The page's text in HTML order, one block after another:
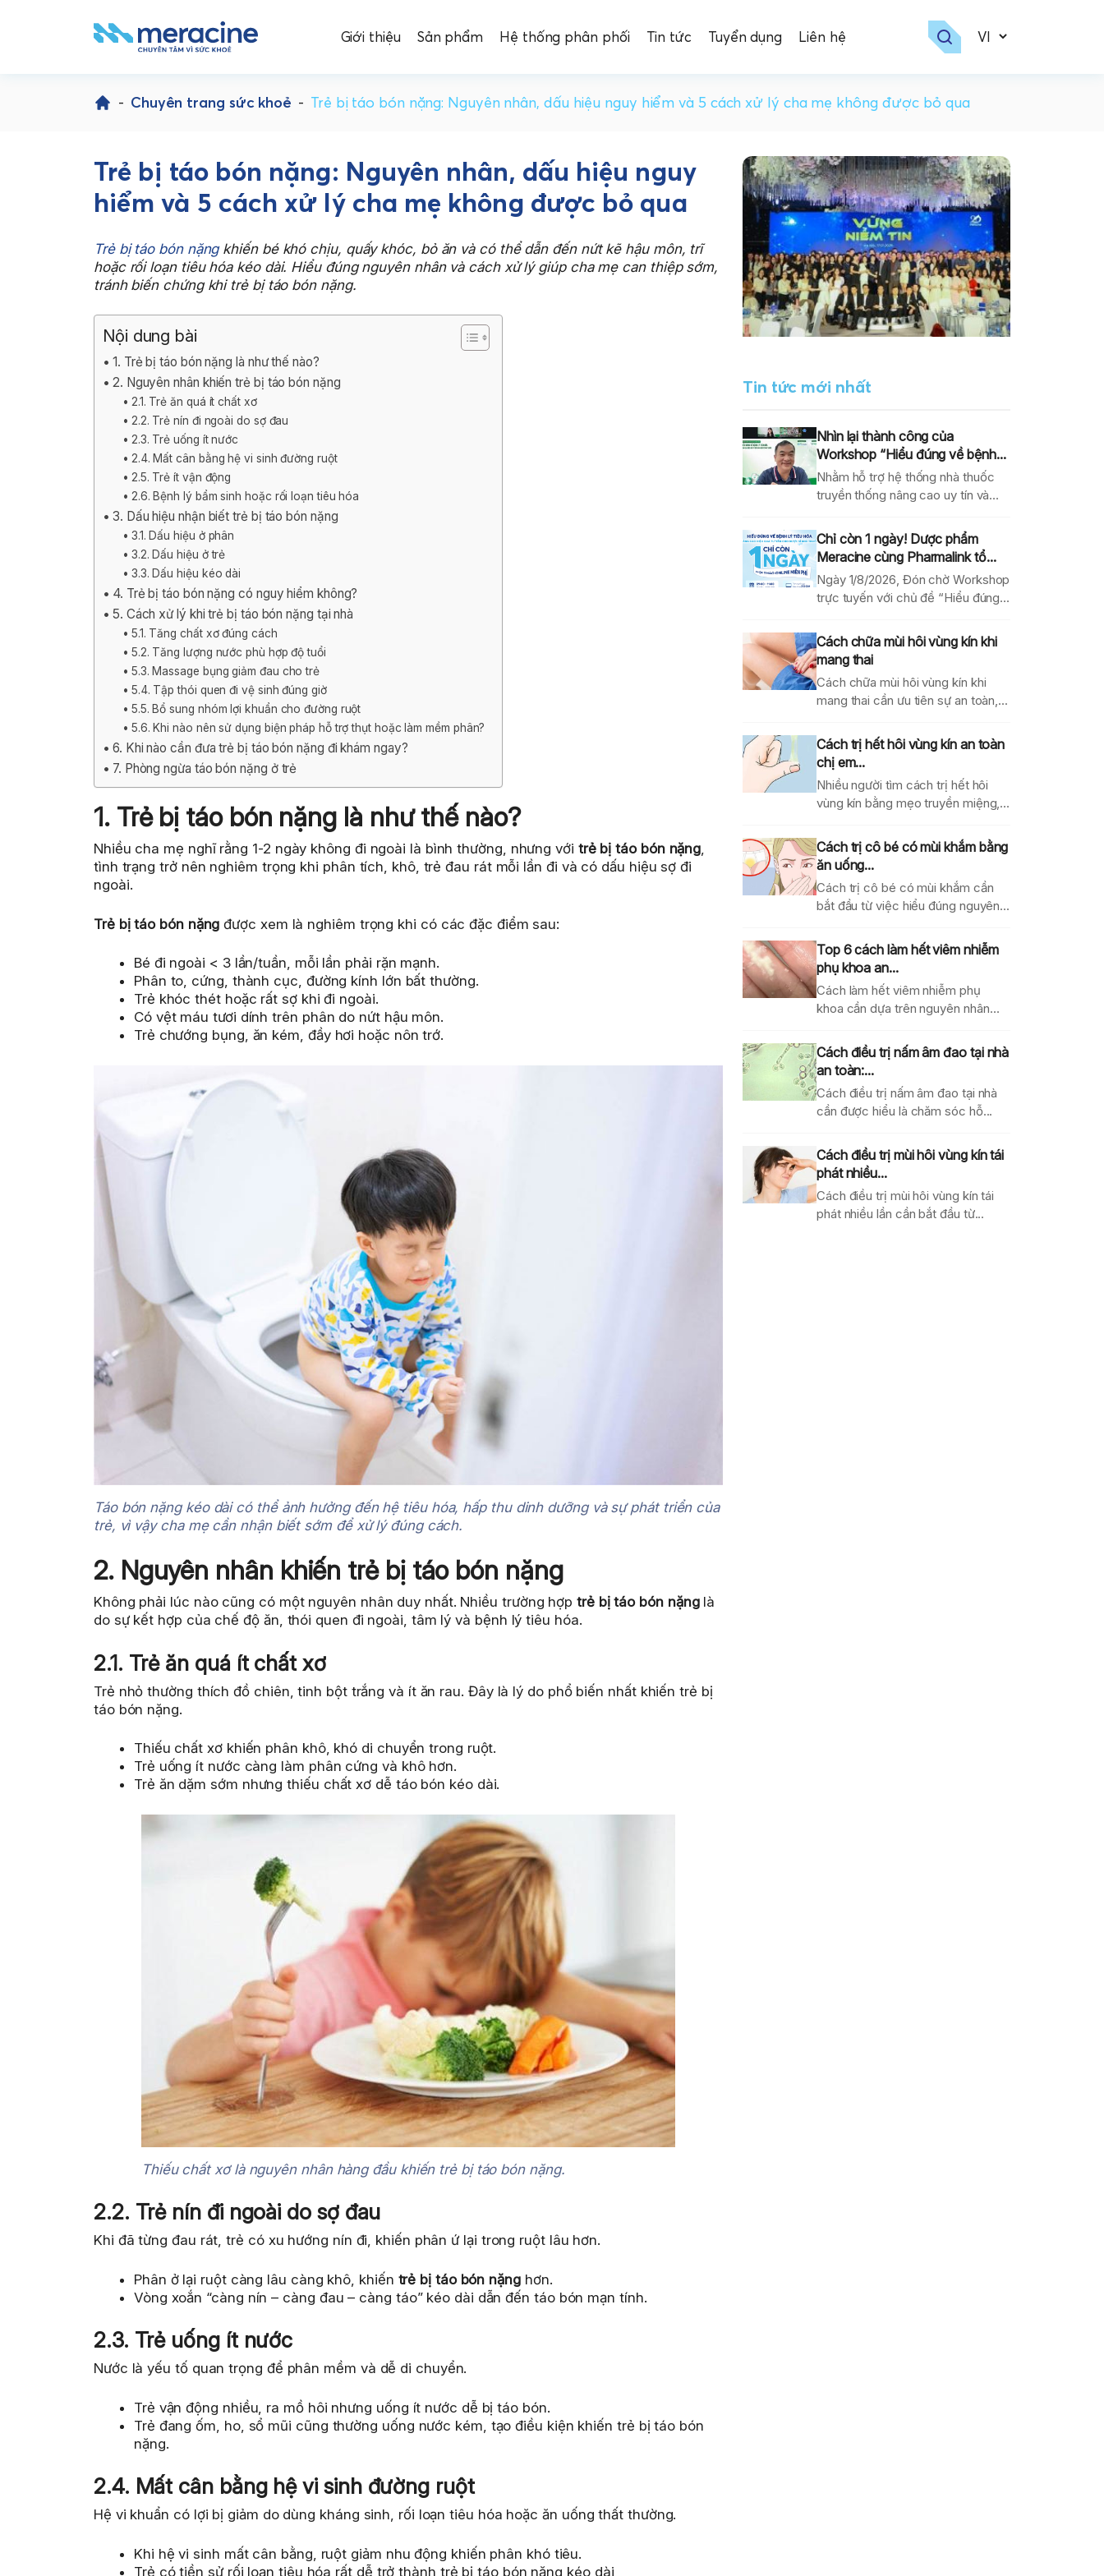
Giới thiệu Sản phẩm Hệ thống phân phối Tin tức Tuyển dụng Liên hệ
- Chuyên trang sức khoẻ - Trẻ bị táo bón nặng: Nguyên nhân, dấu hiệu nguy hiểm và 5 cách xử lý cha mẹ không được bỏ qua
Trẻ bị táo bón nặng: Nguyên nhân, dấu hiệu nguy
hiểm và 5 cách xử lý cha mẹ không được bỏ qua
Trẻ bị táo bón nặngkhiến bé khó chịu, quấy khóc, bỏ ăn và có thể dẫn đến nứt kẽ hậu môn, trĩ
hoặc rối loạn tiêu hóa kéo dài. Hiểu đúng nguyên nhân và cách xử lý giúp cha mẹ can thiệp sớm,
tránh biến chứng khi trẻ bị táo bón nặng.
Nội dung bài
1. Trẻ bị táo bón nặng là như thế nào?
2. Nguyên nhân khiến trẻ bị táo bón nặng
2.1. Trẻ ăn quá ít chất xơ
2.2. Trẻ nín đi ngoài do sợ đau
2.3. Trẻ uống ít nước
2.4. Mất cân bằng hệ vi sinh đường ruột
2.5. Trẻ ít vận động
2.6. Bệnh lý bẩm sinh hoặc rối loạn tiêu hóa
3. Dấu hiệu nhận biết trẻ bị táo bón nặng
3.1. Dấu hiệu ở phân
3.2. Dấu hiệu ở trẻ
3.3. Dấu hiệu kéo dài
4. Trẻ bị táo bón nặng có nguy hiểm không?
5. Cách xử lý khi trẻ bị táo bón nặng tại nhà
5.1. Tăng chất xơ đúng cách
5.2. Tăng lượng nước phù hợp độ tuổi
5.3. Massage bụng giảm đau cho trẻ
5.4. Tập thói quen đi vệ sinh đúng giờ
5.5. Bổ sung nhóm lợi khuẩn cho đường ruột
5.6. Khi nào nên sử dụng biện pháp hỗ trợ thụt hoặc làm mềm phân?
6. Khi nào cần đưa trẻ bị táo bón nặng đi khám ngay?
7. Phòng ngừa táo bón nặng ở trẻ
1. Trẻ bị táo bón nặng là như thế nào?
Nhiều cha mẹ nghĩ rằng 1-2 ngày không đi ngoài là bình thường, nhưng với trẻ bị táo bón nặng,
tình trạng trở nên nghiêm trọng khi phân tích, khô, trẻ đau rát mỗi lần đi và có dấu hiệu sợ đi
ngoài.
Trẻ bị táo bón nặng được xem là nghiêm trọng khi có các đặc điểm sau:
Bé đi ngoài < 3 lần/tuần, mỗi lần phải rặn mạnh.
Phân to, cứng, thành cục, đường kính lớn bất thường.
Trẻ khóc thét hoặc rất sợ khi đi ngoài.
Có vệt máu tươi dính trên phân do nứt hậu môn.
Trẻ chướng bụng, ăn kém, đầy hơi hoặc nôn trớ.
Táo bón nặng kéo dài có thể ảnh hưởng đến hệ tiêu hóa, hấp thu dinh dưỡng và sự phát triển của
trẻ, vì vậy cha mẹ cần nhận biết sớm để xử lý đúng cách.
2. Nguyên nhân khiến trẻ bị táo bón nặng
Không phải lúc nào cũng có một nguyên nhân duy nhất. Nhiều trường hợptrẻ bị táo bón nặnglà
do sự kết hợp của chế độ ăn, thói quen đi ngoài, tâm lý và bệnh lý tiêu hóa.
2.1. Trẻ ăn quá ít chất xơ
Trẻ nhỏ thường thích đồ chiên, tinh bột trắng và ít ăn rau. Đây là lý do phổ biến nhất khiến trẻ bị
táo bón nặng.
Thiếu chất xơ khiến phân khô, khó di chuyển trong ruột.
Trẻ uống ít nước càng làm phân cứng và khô hơn.
Trẻ ăn dặm sớm nhưng thiếu chất xơ dễ táo bón kéo dài.
Thiếu chất xơ là nguyên nhân hàng đầu khiến trẻ bị táo bón nặng.
2.2. Trẻ nín đi ngoài do sợ đau
Khi đã từng đau rát, trẻ có xu hướng nín đi, khiến phân ứ lại trong ruột lâu hơn.
Phân ở lại ruột càng lâu càng khô, khiến trẻ bị táo bón nặnghơn.
Vòng xoắn “càng nín – càng đau – càng táo” kéo dài dẫn đến táo bón mạn tính.
2.3. Trẻ uống ít nước
Nước là yếu tố quan trọng để phân mềm và dễ di chuyển.
Trẻ vận động nhiều, ra mồ hôi nhưng uống ít nước dễ bị táo bón.
Trẻ đang ốm, ho, sổ mũi cũng thường uống nước kém, tạo điều kiện khiến trẻ bị táo bón
nặng.
2.4. Mất cân bằng hệ vi sinh đường ruột
Hệ vi khuẩn có lợi bị giảm do dùng kháng sinh, rối loạn tiêu hóa hoặc ăn uống thất thường.
Khi hệ vi sinh mất cân bằng, ruột giảm nhu động khiến phân khó tiêu.
Trẻ có tiền sử rối loạn tiêu hóa rất dễ trở thành trẻ bị táo bón nặng kéo dài
Tin tức mới nhất
Nhìn lại thành công của
Workshop “Hiểu đúng về bệnh...
Nhằm hỗ trợ hệ thống nhà thuốc
truyền thống nâng cao uy tín và
Chỉ còn 1 ngày! Dược phẩm
Meracine cùng Pharmalink tổ...
Ngày 1/8/2026, Đón chờ Workshop
trực tuyến với chủ đề “Hiểu đúng
Cách chữa mùi hôi vùng kín khi
mang thai
Cách chữa mùi hôi vùng kín khi
mang thai cần ưu tiên sự an toàn,...
Cách trị hết hôi vùng kín an toàn
chị em...
Nhiều người tìm cách trị hết hôi
vùng kín bằng mẹo truyền miệng,
Cách trị cô bé có mùi khắm bằng
ăn uống...
Cách trị cô bé có mùi khắm cần
bắt đầu từ việc hiểu đúng nguyên...
Top 6 cách làm hết viêm nhiễm
phụ khoa an...
Cách làm hết viêm nhiễm phụ
khoa cần dựa trên nguyên nhân
Cách điều trị nấm âm đao tại nhà
an toàn:...
Cách điều trị nấm âm đao tại nhà
cần được hiểu là chăm sóc hỗ...
Cách điều trị mùi hôi vùng kín tái
phát nhiều...
Cách điều trị mùi hôi vùng kín tái
phát nhiều lần cần bắt đầu từ...